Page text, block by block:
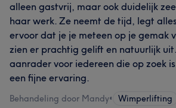
alleen gastvrij, maar ook duidelijk
haar werk. Ze neemt de tijd, legt
ervoor dat je je meteen op je gemak
zien er prachtig gelift en natuurlijk
aanrader voor iedereen die op zoek
een fijne ervaring.
Behandeling door Mandy• Wimperlifting